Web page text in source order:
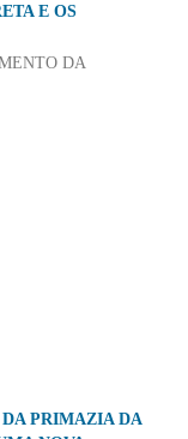
E OS
DA
PRIMAZIA DA